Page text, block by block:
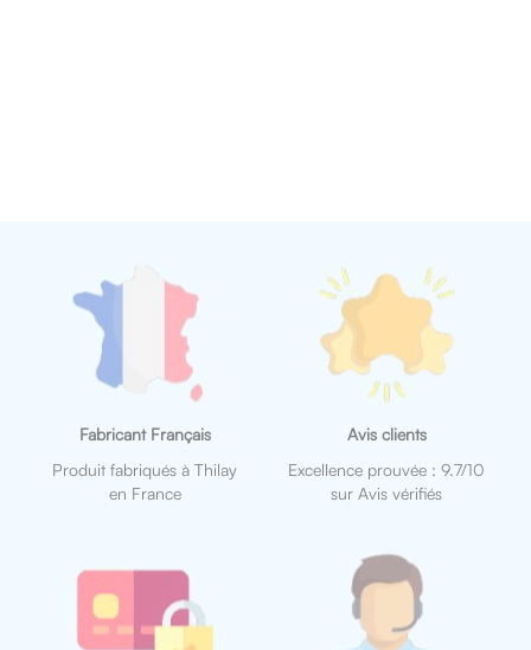
Fabricant Français
Produit fabriqués à Thilay
en France
Avis clients
Excellence prouvée : 9.7/10
sur Avis vérifiés